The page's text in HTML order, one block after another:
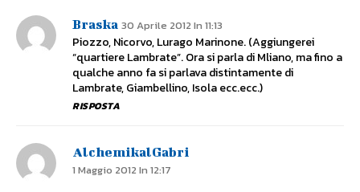
Braska 30 Aprile 2012 In 11:13
Piozzo, Nicorvo, Lurago Marinone. (Aggiungerei
“quartiere Lambrate”. Ora si parla di Mliano, ma fino a
qualche anno fa si parlava distintamente di
Lambrate, Giambellino, Isola ecc.ecc.)
RISPOSTA
AlchemikalGabri
1 Maggio 2012 In 12:17